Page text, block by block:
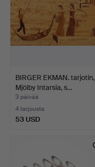
BIRGER EKMAN. tarjotin,
Mjölby Intarsia, s…
3 päivää
4 tarjousta
53 USD